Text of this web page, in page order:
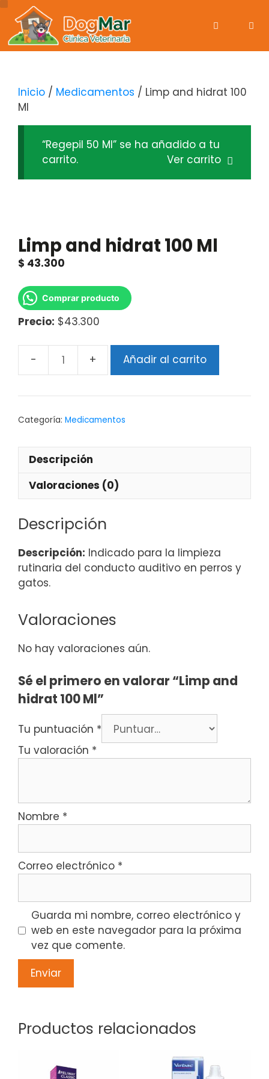
Inicio / Medicamentos / Limp and hidrat 100
Ml
“Regepil 50 Ml” se ha añadido a tu
carrito.
Ver carrito
Limp and hidrat 100 Ml
$ 43.300
Comprar producto
Precio: $43.300
Añadir al carrito
Categoría: Medicamentos
Descripción
Valoraciones (0)
Descripción
Descripción: Indicado para la limpieza
rutinaria del conducto auditivo en perros y
gatos.
Valoraciones
No hay valoraciones aún.
Sé el primero en valorar “Limp and
hidrat 100 Ml”
Tu puntuación *
Tu valoración *
Nombre *
Correo electrónico *
Guarda mi nombre, correo electrónico y
web en este navegador para la próxima
vez que comente.
Productos relacionados